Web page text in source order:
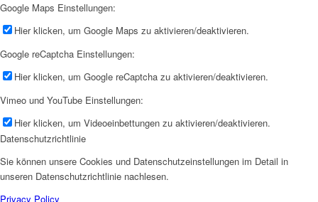
Google Maps Einstellungen:
Hier klicken, um Google Maps zu aktivieren/deaktivieren.
Google reCaptcha Einstellungen:
Hier klicken, um Google reCaptcha zu aktivieren/deaktivieren.
Vimeo und YouTube Einstellungen:
Hier klicken, um Videoeinbettungen zu aktivieren/deaktivieren.
Datenschutzrichtlinie
Sie können unsere Cookies und Datenschutzeinstellungen im Detail in
unseren Datenschutzrichtlinie nachlesen.
Privacy Policy